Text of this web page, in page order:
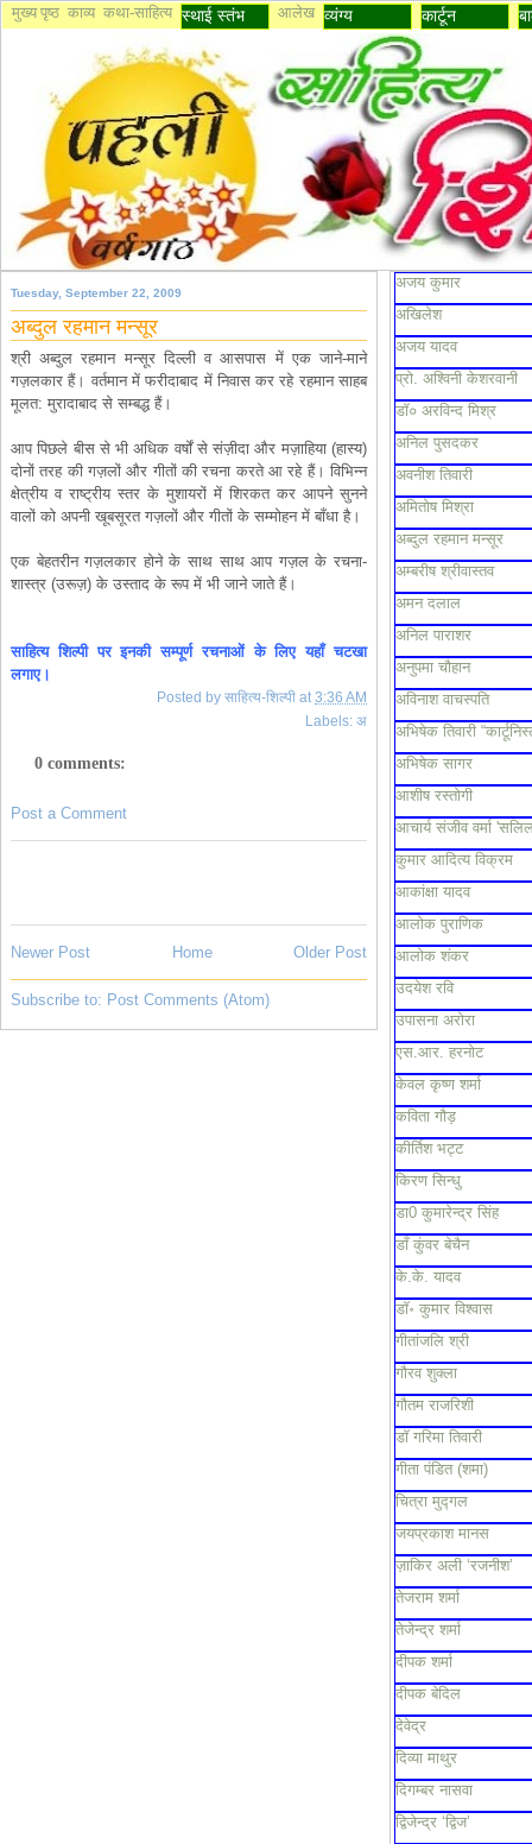
मुख्य पृष्ठ काव्य कथा-साहित्य स्थाई स्तंभ आलेख व्यंग्य कार्टून
Tuesday, September 22, 2009
अब्दुल रहमान मन्सूर
श्री अब्दुल रहमान मन्सूर दिल्ली व आसपास में एक जाने-माने
गज़लकार हैं। वर्तमान में फरीदाबाद में निवास कर रहे रहमान साहब
मूलत: मुरादाबाद से सम्बद्ध हैं।
आप पिछले बीस से भी अधिक वर्षों से संज़ीदा और मज़ाहिया (हास्य)
दोनों तरह की गज़लों और गीतों की रचना करते आ रहे हैं। विभिन्न
क्षेत्रीय व राष्ट्रीय स्तर के मुशायरों में शिरकत कर आपने सुनने
वालों को अपनी खूबसूरत गज़लों और गीतों के सम्मोहन में बाँधा है।
एक बेहतरीन गज़लकार होने के साथ साथ आप गज़ल के रचना-
शास्त्र (उरूज़) के उस्ताद के रूप में भी जाने जाते हैं।
साहित्य शिल्पी पर इनकी सम्पूर्ण रचनाओं के लिए यहाँ चटखा
लगाए।
Posted by साहित्य-शिल्पी at 3:36 AM
Labels: अ
0 comments:
Post a Comment
Newer Post Older Post
Home
Subscribe to: Post Comments (Atom)
अजय कुमार
अखिलेश
अजय यादव
प्रो. अश्विनी केशरवानी
डॉ० अरविन्द मिश्र
अनिल पुसदकर
अवनीश तिवारी
अमितोष मिश्रा
अब्दुल रहमान मन्सूर
अम्बरीष श्रीवास्तव
अमन दलाल
अनिल पाराशर
अनुपमा चौहान
अविनाश वाचस्पति
अभिषेक तिवारी
अभिषेक सागर
आशीष रस्तोगी
आचार्य संजीव वर्मा
कुमार आदित्य विक्रम
आकांक्षा यादव
आलोक पुराणिक
आलोक शंकर
उदयेश रवि
उपासना अरोरा
एस.आर. हरनोट
केवल कृष्ण शर्मा
कविता गौड़
कीर्तिश भट्ट
किरण सिन्धु
डा0 कुमारेन्द्र सिंह
डाँ कुंवर बेचैन
के.के. यादव
डॉ॰ कुमार विश्वास
गीतांजलि श्री
गौरव शुक्ला
गौतम राजरिशी
डॉ गरिमा तिवारी
गीता पंडित (शमा)
चित्रा मुद्गल
जयप्रकाश मानस
ज़ाकिर अली ‘रजनीश’
तेजराम शर्मा
तेजेन्द्र शर्मा
दीपक शर्मा
दीपक बेदिल
देवेद्र
दिव्या माथुर
दिगम्बर नासवा
द्विजेन्द्र ‘द्विज’